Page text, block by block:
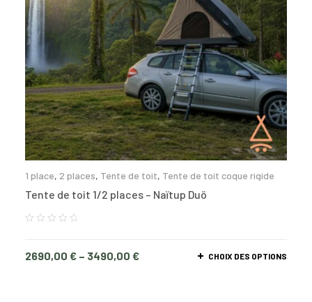
1 place, 2 places, Tente de toit, Tente de toit coque rigide
Tente de toit 1/2 places – Naïtup Duö
2690,00 € – 3490,00 € CHOIX DES OPTIONS